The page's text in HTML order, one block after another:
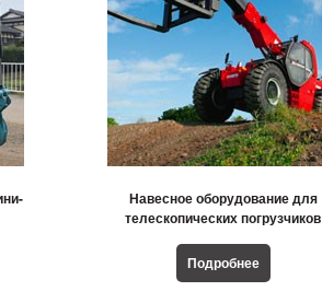
Навесное оборудование для
телескопических погрузчиков
Подробнее